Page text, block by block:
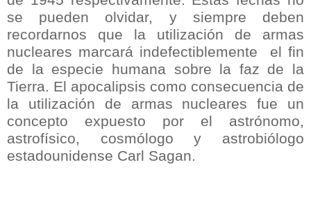
se pueden olvidar, y siempre deben
recordarnos que la utilización de armas
nucleares marcará indefectiblemente
el fin
de la especie humana sobre la faz de la
Tierra. El apocalipsis como consecuencia de
la utilización de armas nucleares fue un
concepto expuesto por el astrónomo,
astrofísico, cosmólogo y astrobiólogo
estadounidense Carl Sagan.